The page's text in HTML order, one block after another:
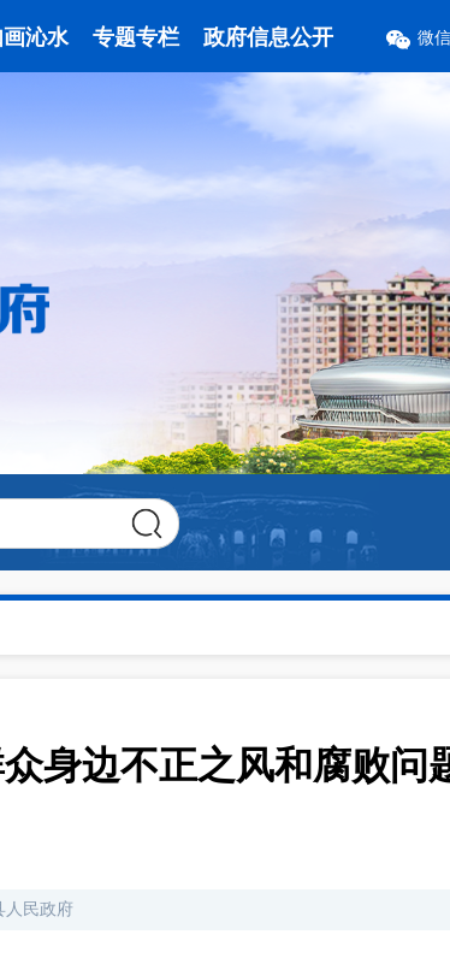
沁水 专题专栏 政府信息公开 微信
身边不正之风和腐败问
人民政府